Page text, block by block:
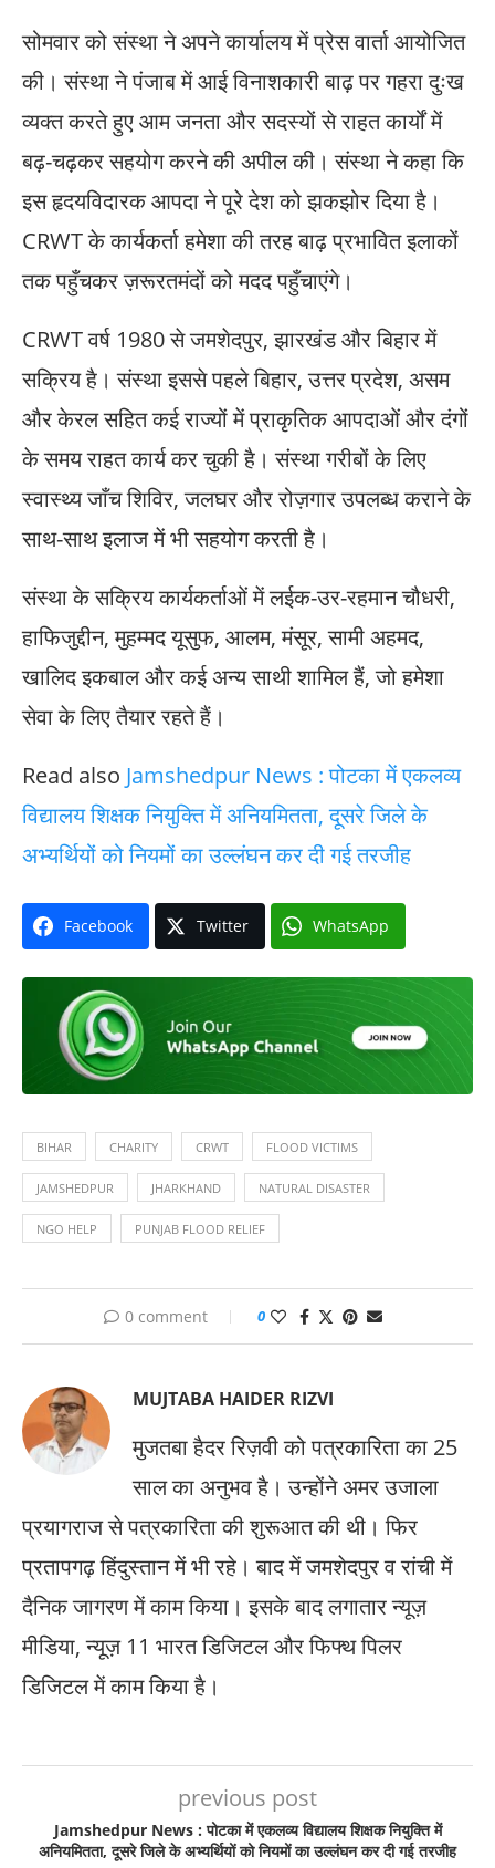
सोमवार को संस्था ने अपने कार्यालय में प्रेस वार्ता आयोजित
की। संस्था ने पंजाब में आई विनाशकारी बाढ़ पर गहरा दुःख
व्यक्त करते हुए आम जनता और सदस्यों से राहत कार्यों में
बढ़-चढ़कर सहयोग करने की अपील की। संस्था ने कहा कि
इस हृदयविदारक आपदा ने पूरे देश को झकझोर दिया है।
CRWT के कार्यकर्ता हमेशा की तरह बाढ़ प्रभावित इलाकों
तक पहुँचकर ज़रूरतमंदों को मदद पहुँचाएंगे।
CRWT वर्ष 1980 से जमशेदपुर, झारखंड और बिहार में
सक्रिय है। संस्था इससे पहले बिहार, उत्तर प्रदेश, असम
और केरल सहित कई राज्यों में प्राकृतिक आपदाओं और दंगों
के समय राहत कार्य कर चुकी है। संस्था गरीबों के लिए
स्वास्थ्य जाँच शिविर, जलघर और रोज़गार उपलब्ध कराने के
साथ-साथ इलाज में भी सहयोग करती है।
संस्था के सक्रिय कार्यकर्ताओं में लईक-उर-रहमान चौधरी,
हाफिजुद्दीन, मुहम्मद यूसुफ, आलम, मंसूर, सामी अहमद,
खालिद इकबाल और कई अन्य साथी शामिल हैं, जो हमेशा
सेवा के लिए तैयार रहते हैं।
Read also Jamshedpur News : पोटका में एकलव्य
विद्यालय शिक्षक नियुक्ति में अनियमितता, दूसरे जिले के
अभ्यर्थियों को नियमों का उल्लंघन कर दी गई तरजीह
Facebook Twitter WhatsApp
BIHAR CHARITY CRWT FLOOD VICTIMS
JAMSHEDPUR JHARKHAND NATURAL DISASTER
NGO HELP PUNJAB FLOOD RELIEF
0 comment 0
MUJTABA HAIDER RIZVI
मुजतबा हैदर रिज़वी को पत्रकारिता का 25
साल का अनुभव है। उन्होंने अमर उजाला
प्रयागराज से पत्रकारिता की शुरूआत की थी। फिर
प्रतापगढ़ हिंदुस्तान में भी रहे। बाद में जमशेदपुर व रांची में
दैनिक जागरण में काम किया। इसके बाद लगातार न्यूज़
मीडिया, न्यूज़ 11 भारत डिजिटल और फिफ्थ पिलर
डिजिटल में काम किया है।
previous post
Jamshedpur News : पोटका में एकलव्य विद्यालय शिक्षक नियुक्ति में
अनियमितता, दूसरे जिले के अभ्यर्थियों को नियमों का उल्लंघन कर दी गई तरजीह